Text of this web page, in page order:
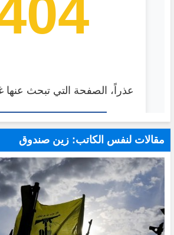
مقالات لنفس الكاتب: زين صندوق